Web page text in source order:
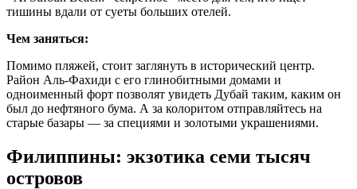
тишины вдали от суеты больших отелей.
Чем заняться:
Помимо пляжей, стоит заглянуть в исторический центр.
Район Аль-Фахиди с его глинобитными домами и
одноименный форт позволят увидеть Дубай таким, каким он
был до нефтяного бума. А за колоритом отправляйтесь на
старые базары — за специями и золотыми украшениями.
Филиппины: экзотика семи тысяч
островов